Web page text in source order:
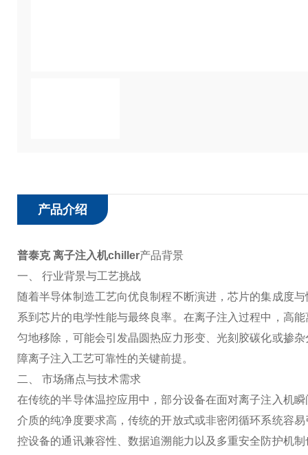
产品介绍
普泰克 离子注入机chiller产品背景
一、 行业背景与工艺挑战
随着半导体制造工艺向优良制程不断演进，芯片的集成度
系到芯片的电学性能与最终良率。在离子注入过程中，高
匀地移除，可能会引发晶圆热应力形变、光刻胶碳化或掺
障离子注入工艺可靠性的关键前提。
二、 市场痛点与技术需求
在传统的半导体温控应用中，部分设备在面对离子注入机
介质的纯净度要求高，传统的开放式或非密闭循环系统容
控设备的通讯兼容性、数据追溯能力以及多重安全防护机